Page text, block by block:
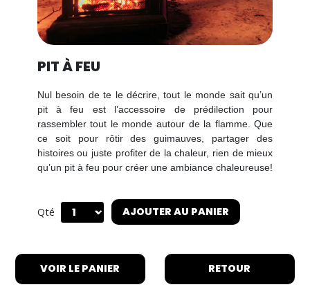
PIT À FEU
Nul besoin de te le décrire, tout le monde sait qu’un
pit à feu est l’accessoire de prédilection pour
rassembler tout le monde autour de la flamme. Que
ce soit pour rôtir des guimauves, partager des
histoires ou juste profiter de la chaleur, rien de mieux
qu’un pit à feu pour créer une ambiance chaleureuse!
Qté AJOUTER AU PANIER
VOIR LE PANIER RETOUR